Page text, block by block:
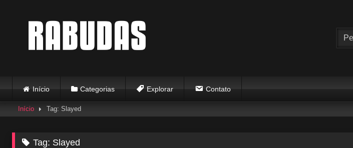
Início Categorias Explorar Contato
Início Tag: Slayed
Tag: Slayed